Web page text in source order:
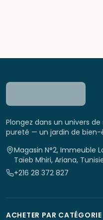
Plongez dans un univers
pureté — un jardin de bien-
Magasin N°2, Immeuble
Taïeb Mhiri, Ariana,
+216 28 372 827
ACHETER PAR CATÉGORIE